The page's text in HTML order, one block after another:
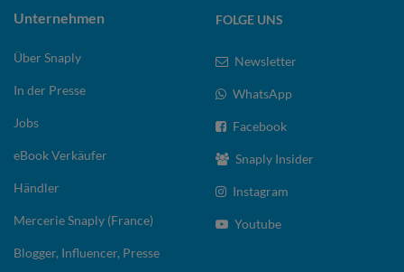
Unternehmen
Über Snaply
In der Presse
Jobs
eBook Verkäufer
Händler
Mercerie Snaply (France)
Blogger, Influencer, Presse
FOLGE UNS
Newsletter
WhatsApp
Facebook
Snaply Insider
Instagram
Youtube